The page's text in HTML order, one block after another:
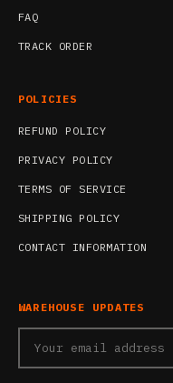
FAQ
TRACK ORDER
POLICIES
REFUND POLICY
PRIVACY POLICY
TERMS OF SERVICE
SHIPPING POLICY
CONTACT INFORMATION
WAREHOUSE UPDATES